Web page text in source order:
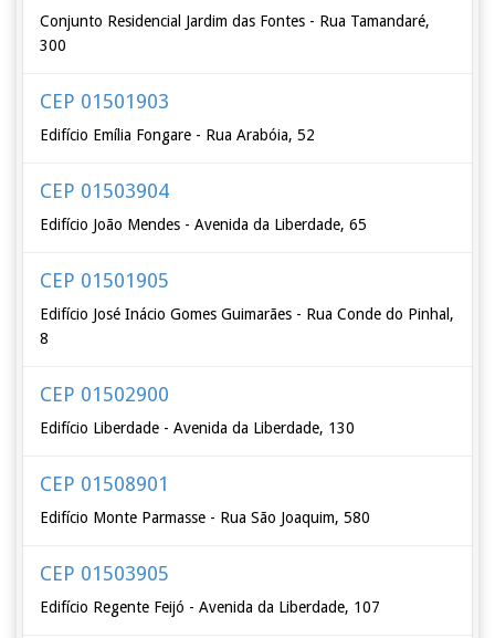
Conjunto Residencial Jardim das Fontes - Rua Tamandaré,
300
CEP 01501903
Edifício Emília Fongare - Rua Arabóia, 52
CEP 01503904
Edifício João Mendes - Avenida da Liberdade, 65
CEP 01501905
Edifício José Inácio Gomes Guimarães - Rua Conde do Pinhal,
8
CEP 01502900
Edifício Liberdade - Avenida da Liberdade, 130
CEP 01508901
Edifício Monte Parmasse - Rua São Joaquim, 580
CEP 01503905
Edifício Regente Feijó - Avenida da Liberdade, 107